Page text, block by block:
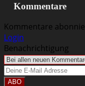
Kommentare
Kommentare
Login
Benachrichtigung